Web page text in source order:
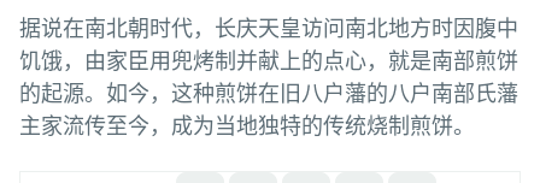
据说在南北朝时代，长庆天皇访问南北地方时因腹中
饥饿，由家臣用兜烤制并献上的点心，就是南部煎饼
的起源。如今，这种煎饼在旧八户藩的八户南部氏藩
主家流传至今，成为当地独特的传统烧制煎饼。